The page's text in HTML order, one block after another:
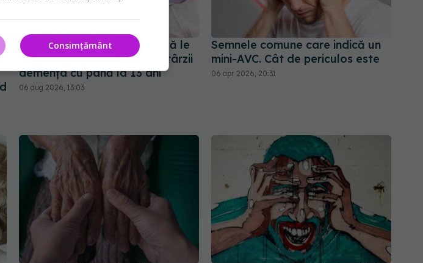
Trei lucruri pe care trebuie să le
faci după 45 de ani ca să întârzii
demența cu până la 13 ani
06 aug 2026, 13:03
Semnele comune care indică un
mini-AVC. Cât de periculos este
06 apr 2026, 20:31
Consimțământ